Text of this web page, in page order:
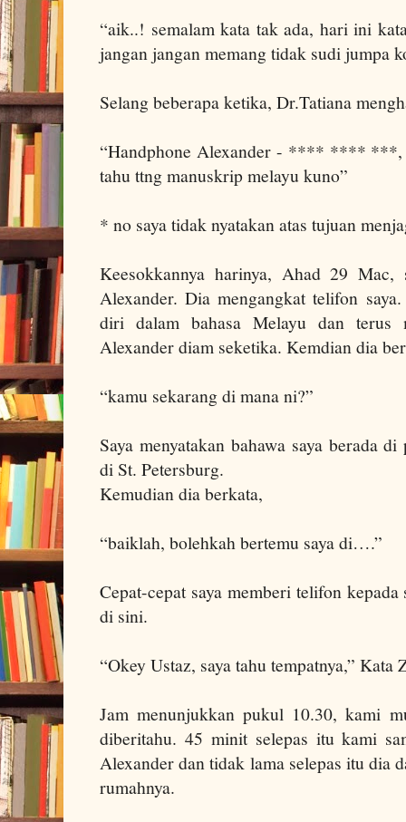
“aik..! semalam kata tak ada, hari ini
jangan jangan memang tidak sudi jumpa
Selang beberapa ketika, Dr.Tatiana
“Handphone Alexander - **** **** ***,
tahu ttng manuskrip melayu kuno”
* no saya tidak nyatakan atas tujuan
Keesokkannya harinya, Ahad 29
Alexander. Dia mengangkat telifon
diri dalam bahasa Melayu dan terus
Alexanderdiam seketika. Kemdian dia
“kamu sekarang di mana ni?”
Saya menyatakan bahawa saya berada
di St. Petersburg.
Kemudian dia berkata,
“baiklah, bolehkah bertemu saya di….”
Cepat-cepat saya memberi telifon
di sini.
“Okey Ustaz, saya tahu tempatnya,” Kata
Jam menunjukkan pukul 10.30, kami
diberitahu. 45 minit selepas itu kami
Alexander dan tidak lama selepas itu dia
rumahnya.